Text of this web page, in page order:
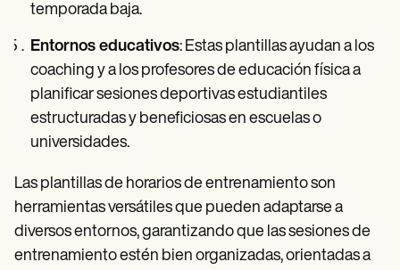
temporada baja.
Entornos educativos: Estas plantillas ayudan a los
coaching y a los profesores de educación física a
planificar sesiones deportivas estudiantiles
estructuradas y beneficiosas en escuelas o
universidades.
Las plantillas de horarios de entrenamiento son
herramientas versátiles que pueden adaptarse a
diversos entornos, garantizando que las sesiones de
entrenamiento estén bien organizadas, orientadas a